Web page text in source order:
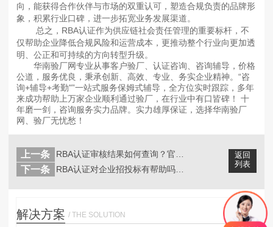
向，能获得合作伙伴与市场的双重认可，塑造合规负责的品牌形
象，积累行业口碑，进一步拓宽业务发展渠道。
总之，RBA认证作为供应链社会责任管理的重要标杆，不
仅帮助企业降低合规风险和运营成本，更推动整个行业向更加透
明、公正和可持续的方向转型升级。
华南验厂网专业从事客户验厂、认证咨询、咨询辅导，价格
公道，服务优良，秉承创新、高效、专业、务实企业精神。“咨
询+辅导+考勤"”一站式服务保姆式辅导，全方位实时跟踪，多年
来成功帮助上万家企业顺利通过验厂，在行业中有口皆碑！ 十
年磨一剑，咨询服务实力品牌。实力雄厚保证，选择华南验厂
网、验厂无忧愁！
返回
列表
上一条
下一条
解决方案 / THE SOLUTION